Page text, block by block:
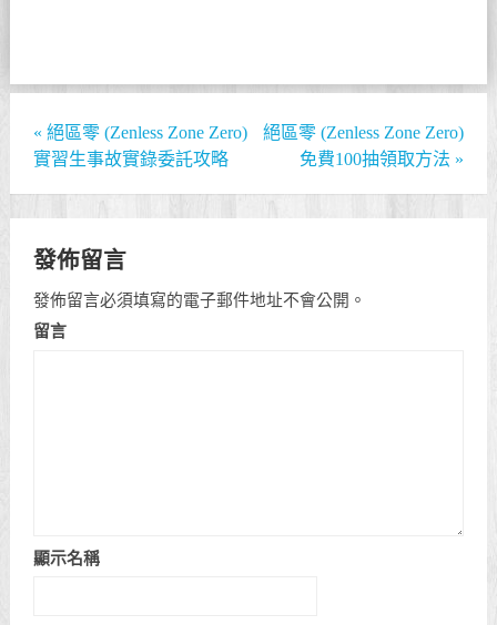
« 絕區零 (Zenless Zone Zero)
實習生事故實錄委託攻略
絕區零 (Zenless Zone Zero)
免費100抽領取方法 »
發佈留言
發佈留言必須填寫的電子郵件地址不會公開。
留言
顯示名稱